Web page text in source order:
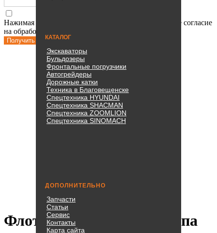
Нажимая кнопку «получить консультацию» Вы даете согласие
на обработку
Получить консультацию
Флотационная камера типа
КАТАЛОГ
Экскаваторы
Бульдозеры
Фронтальные погрузчики
Автогрейдеры
Дорожные катки
Техника в Благовещенске
Спецтехника HYUNDAI
Спецтехника SHACMAN
Спецтехника ZOOMLION
Спецтехника SINOMACH
ДОПОЛНИТЕЛЬНО
Запчасти
Статьи
Сервис
Контакты
Карта сайта